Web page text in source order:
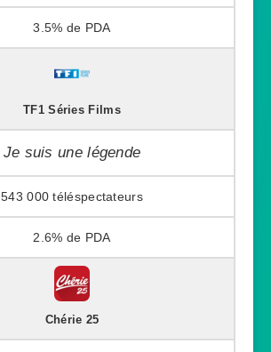
3.5%
TF1 Séries Films
Je suis une légende
543 000
2.6%
Chérie 25